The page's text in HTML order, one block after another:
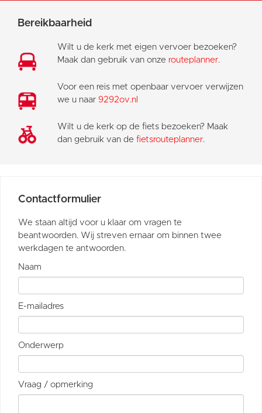
Bereikbaarheid
Wilt u de kerk met eigen vervoer bezoeken?
Maak dan gebruik van onze routeplanner.
Voor een reis met openbaar vervoer verwijzen
we u naar 9292ov.nl
Wilt u de kerk op de fiets bezoeken? Maak
dan gebruik van de fietsrouteplanner.
Contactformulier
We staan altijd voor u klaar om vragen te
beantwoorden. Wij streven ernaar om binnen twee
werkdagen te antwoorden.
Naam
E-mailadres
Onderwerp
Vraag / opmerking